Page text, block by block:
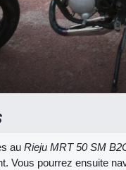
au Rieju MRT 50 SM
Vous pourrez ensuite